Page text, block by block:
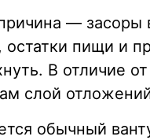
— засоры
пищи и
В отличие
слой
обычный